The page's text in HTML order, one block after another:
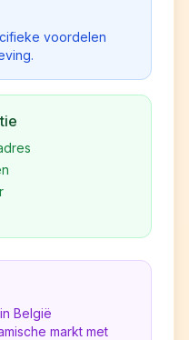
voordelen
België
markt met